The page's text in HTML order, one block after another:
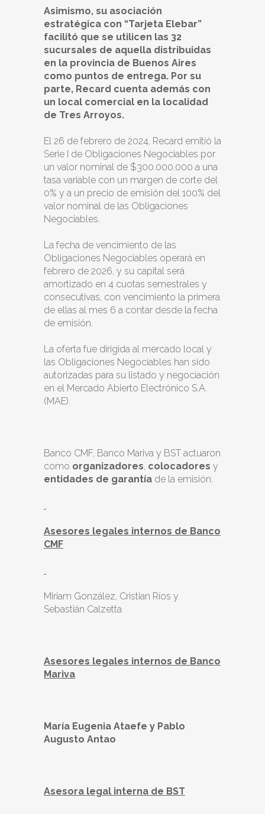
Asimismo, su asociación
estratégica con “Tarjeta Elebar”
facilitó que se utilicen las 32
sucursales de aquella distribuidas
en la provincia de Buenos Aires
como puntos de entrega. Por su
parte, Recard cuenta además con
un local comercial en la localidad
de Tres Arroyos.
El 26 de febrero de 2024, Recard emitió la
Serie I de Obligaciones Negociables por
un valor nominal de $300.000.000 a una
tasa variable con un margen de corte del
0% y a un precio de emisión del 100% del
valor nominal de las Obligaciones
Negociables.
La fecha de vencimiento de las
Obligaciones Negociables operará en
febrero de 2026, y su capital será
amortizado en 4 cuotas semestrales y
consecutivas, con vencimiento la primera
de ellas al mes 6 a contar desde la fecha
de emisión.
La oferta fue dirigida al mercado local y
las Obligaciones Negociables han sido
autorizadas para su listado y negociación
en el Mercado Abierto Electrónico S.A.
(MAE).
Banco CMF, Banco Mariva y BST actuaron
como organizadores, colocadores y
entidades de garantía de la emisión.
Asesores legales internos de Banco
CMF
Miriam González, Cristian Ríos y
Sebastián Calzetta
Asesores legales internos de Banco
Mariva
María Eugenia Ataefe y Pablo
Augusto Antao
Asesora legal interna de BST